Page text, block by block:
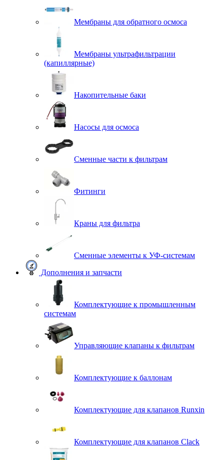
Мембраны для обратного осмоса
Мембраны ультрафильтрации
(капиллярные)
Накопительные баки
Насосы для осмоса
Сменные части к фильтрам
Фитинги
Краны для фильтра
Сменные элементы к УФ-системам
Дополнения и запчасти
Комплектующие к промышленным
системам
Управляющие клапаны к фильтрам
Комплектующие к баллонам
Комплектующие для клапанов Runxin
Комплектующие для клапанов Clack